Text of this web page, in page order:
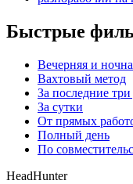
Быстрые
Вечерняя и
Вахтовый метод
За последние
За сутки
От прямых
Полный день
По
HeadHunter